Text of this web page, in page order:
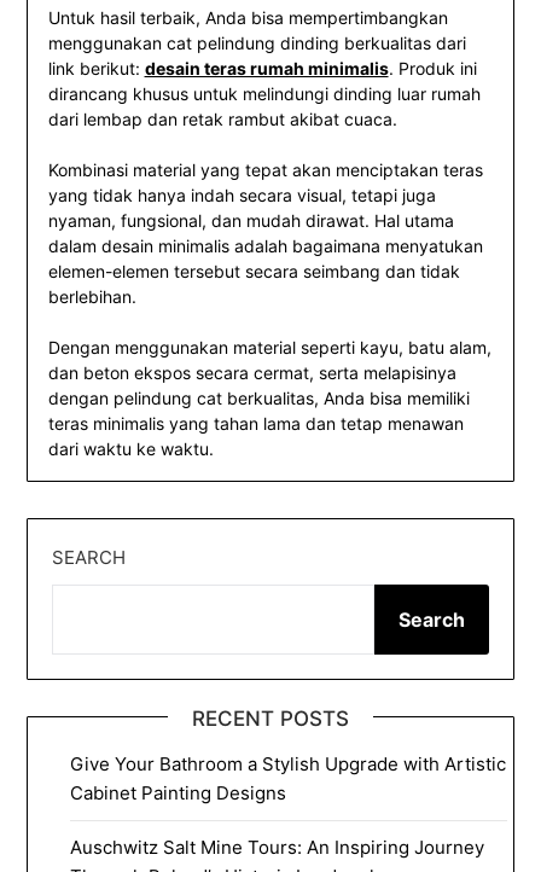
Untuk hasil terbaik, Anda bisa mempertimbangkan
menggunakan cat pelindung dinding berkualitas dari
link berikut: desain teras rumah minimalis. Produk ini
dirancang khusus untuk melindungi dinding luar rumah
dari lembap dan retak rambut akibat cuaca.
Kombinasi material yang tepat akan menciptakan teras
yang tidak hanya indah secara visual, tetapi juga
nyaman, fungsional, dan mudah dirawat. Hal utama
dalam desain minimalis adalah bagaimana menyatukan
elemen-elemen tersebut secara seimbang dan tidak
berlebihan.
Dengan menggunakan material seperti kayu, batu alam,
dan beton ekspos secara cermat, serta melapisinya
dengan pelindung cat berkualitas, Anda bisa memiliki
teras minimalis yang tahan lama dan tetap menawan
dari waktu ke waktu.
SEARCH
Search
RECENT POSTS
Give Your Bathroom a Stylish Upgrade with Artistic
Cabinet Painting Designs
Auschwitz Salt Mine Tours: An Inspiring Journey